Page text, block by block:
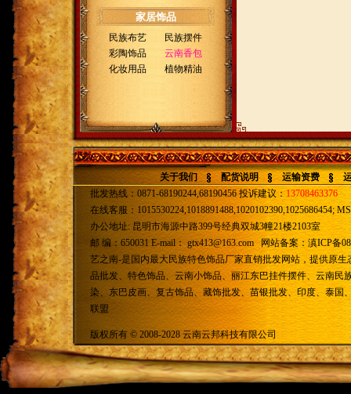
家居饰品
民族布艺
民族摆件
彩陶饰品
云南香包
化妆用品
植物精油
关于我们 配货说明 运输资费
批发热线：0871-68190244,68190456 投诉建议：13708463376
在线客服：1015530224,1018891488,1020102390,1025686454;
办公地址: 昆明市海源中路399号经典双城3幢21楼2103室
邮 编：650031 E-mail： gtx413@163.com 网站备案： 滇ICP备
艺之南-是国内最大民族特色饰品厂家直销批发网站，提供原
品批发、特色饰品、云南小饰品、丽江东巴挂件摆件、云南民
染、东巴皮画、复古饰品、藏饰批发、苗银批发、印度、泰
联盟
版权所有 © 2008-2028 云南云邦科技有限公司